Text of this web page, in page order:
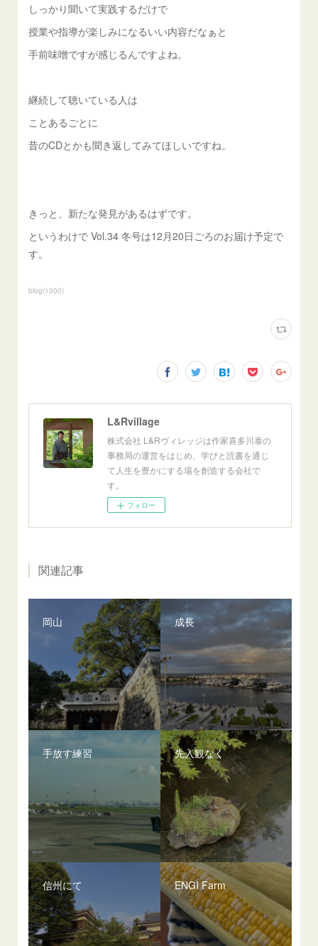
しっかり聞いて実践するだけで
授業や指導が楽しみになるいい内容だなぁと
手前味噌ですが感じるんですよね。
継続して聴いている人は
ことあるごとに
昔のCDとかも聞き返してみてほしいですね。
きっと、新たな発見があるはずです。
というわけで Vol.34 冬号は12月20日ごろのお届け予定で
す。
blog(1000)
L&Rvillage
株式会社 L&Rヴィレッジは作家喜多川泰の
事務局の運営をはじめ、学びと読書を通じ
て人生を豊かにする場を創造する会社で
す。
フォロー
関連記事
岡山 成長
手放す練習 先入観なく
信州にて ENGI Farm